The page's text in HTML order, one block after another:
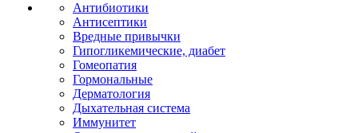
Антибиотики
Антисептики
Вредные привычки
Гипогликемические, диабет
Гомеопатия
Гормональные
Дерматология
Дыхательная система
Иммунитет